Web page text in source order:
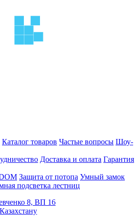
Каталог товаров Частые вопросы Шоу-
Доставка и оплата Гарантия
Защита от потопа Умный замок
подсветка лестниц
8, ВП 16